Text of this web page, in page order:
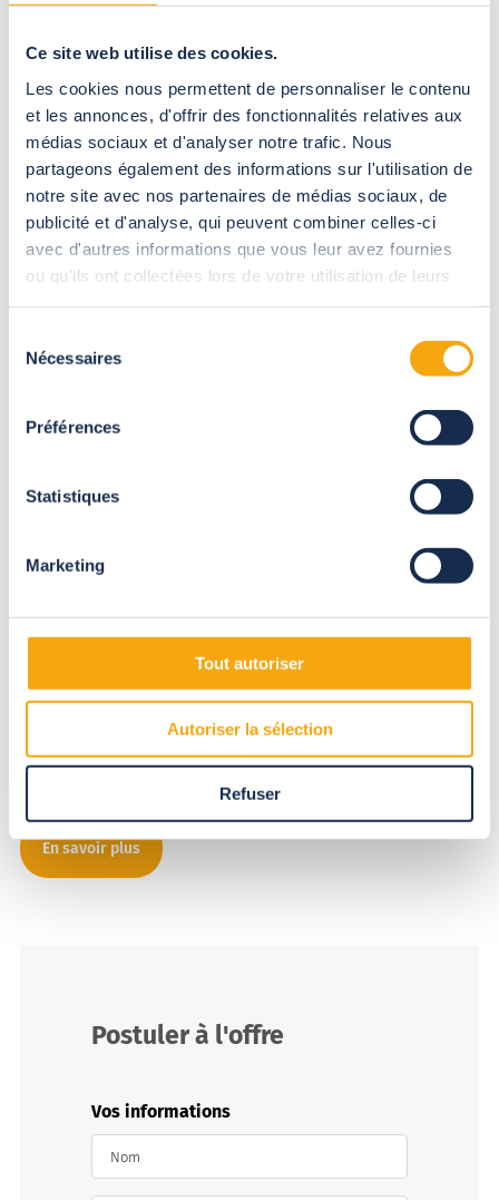
Ce site web utilise des cookies.
Les cookies nous permettent de personnaliser le contenu
et les annonces, d'offrir des fonctionnalités relatives aux
médias sociaux et d'analyser notre trafic. Nous
partageons également des informations sur l'utilisation de
notre site avec nos partenaires de médias sociaux, de
publicité et d'analyse, qui peuvent combiner celles-ci
avec d'autres informations que vous leur avez fournies
ou qu'ils ont collectées lors de votre utilisation de leurs
Nécessaires
Préférences
Statistiques
Marketing
Tout autoriser
Autoriser la sélection
Refuser
Dispositions contractuelles
Type de contrat :CDI - Temps plein 35h du lundi au jeudi
Lieu: l'ISLE JOURDAIN (32)
Rémunération: Rémunération au SMIC + primes (environ 200€
brut par mois)
Vous aimez transformer les idées en solutions concrètes ? Vous
cherchez un environnement où vos initiatives auront un vrai
impact ? Rejoignez-nous !
Présentation d'Abrisud
Leader européen de l’abri de piscine, Abrisud
conçoit, commercialise, fabrique et pose
Abrisud est présent sur le marché particulier et sur le marché
professionnel via sa marque Abrisud Pro à travers des chantiers
une entreprise dynamique qui emploie plus de 350
collaborateurs en France, en Espagne, au Portugal et en
Belgique. Abrisud s’ouvre à l’international et fait partie des
acteurs industriels les plus innovants en Europe en terme de
dynamiques et sont animées d’un fort esprit entrepreneurial,
d’initiative et d’équipe. L’optimisme et la détermination font
En savoir plus
Postuler à l'offre
Vos informations